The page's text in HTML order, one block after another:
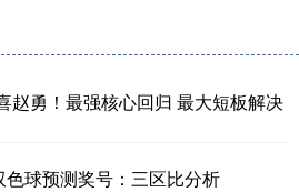
赵勇！最强核心回归 最大短板解决
球预测奖号：三区比分析